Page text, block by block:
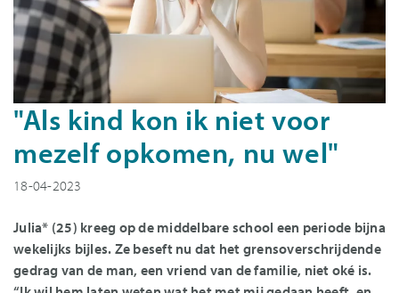
"Als kind kon ik niet voor
mezelf opkomen, nu wel"
18-04-2023
Julia* (25) kreeg op de middelbare school een periode bijna
wekelijks bijles. Ze beseft nu dat het grensoverschrijdende
gedrag van de man, een vriend van de familie, niet oké is.